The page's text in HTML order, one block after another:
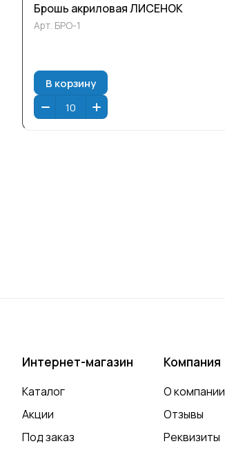
Брошь акриловая ЛИСЕНОК
Арт. БРО-1
В корзину
Интернет-магазин
Каталог
Акции
Под заказ
Компания
О компании
Отзывы
Реквизиты